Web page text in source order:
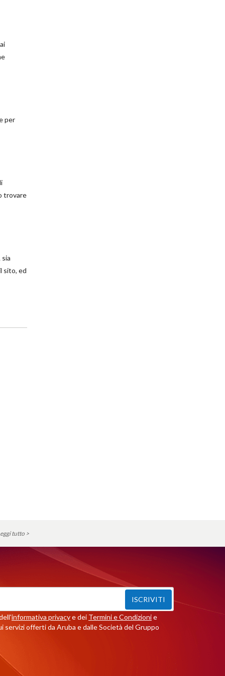
per
trovare
sia
sito, ed
tutto >
ISCRIVITI
informativa privacye dei Termini e Condizionie
offerti da Aruba e dalle Società del Gruppo